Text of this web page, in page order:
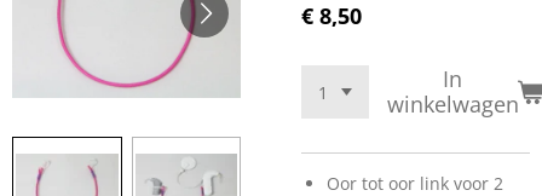
€ 8,50
In
winkelwagen
Oor tot oor link voor 2